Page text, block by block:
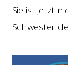
Sie ist jetzt
Schwester